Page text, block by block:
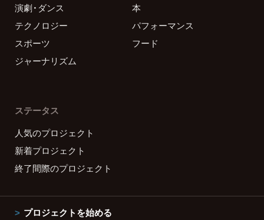
演劇・ダンス
本
テクノロジー
パフォーマンス
スポーツ
フード
ジャーナリズム
ステータス
人気のプロジェクト
新着プロジェクト
終了間際のプロジェクト
プロジェクトを始める